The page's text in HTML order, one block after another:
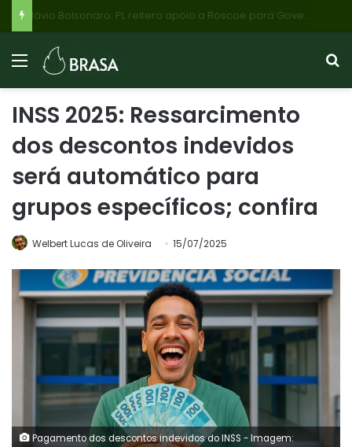
INSS 2025: Ressarcimento
dos descontos indevidos
será automático para
grupos específicos; confira
Welbert Lucas de Oliveira 15/07/2025
Pagamento dos descontos indevidos do INSS - Imagem: